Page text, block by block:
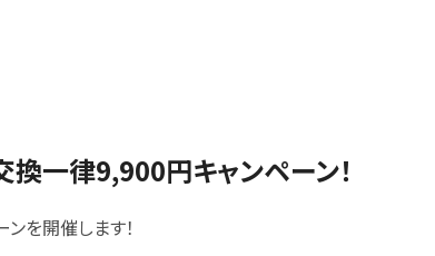
一律9,900円キャンペーン！
を開催します！